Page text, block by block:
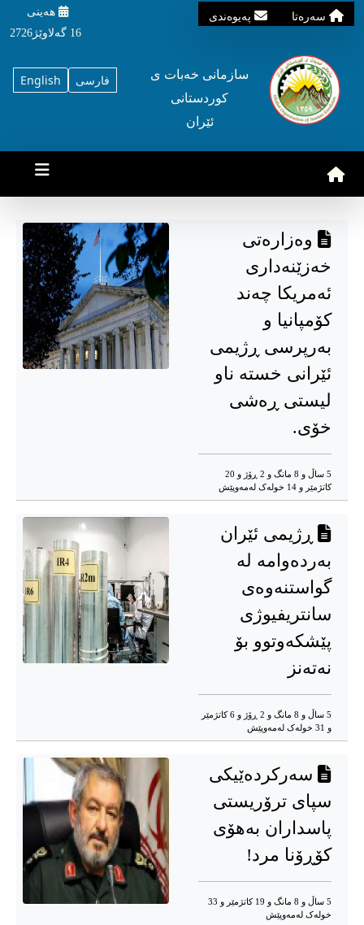
سه‌ره‌تا په‌یوه‌ندی
هه‌ینی
16 گه‌لاوێژ2726
English فارسی
سازمانی خه‌بات ی
کوردستانی
ئێران
وەزارەتی
خەزێنەداری
ئەمریکا چەند
کۆمپانیا و
بەرپرسی ڕژیمی
ئێرانی خستە ناو
لیستی ڕەشی
خۆی.
5 ساڵ و 8 مانگ و 2 ڕۆژ و 20
کاتژمێر و 14 خوله‌ک له‌مه‌وپێش‌
ڕژیمی ئێران
بەردەوامە لە
گواستنەوەی
سانتریفیوژی
پێشکەوتوو بۆ
نەتەنز
5 ساڵ و 8 مانگ و 2 ڕۆژ و 6 کاتژمێر
و 31 خوله‌ک له‌مه‌وپێش‌
سەرکردەێیکی
سپای ترۆریستی
پاسداران بەهۆی
کۆڕۆنا مرد!
5 ساڵ و 8 مانگ و 19 کاتژمێر و 33
خوله‌ک له‌مه‌وپێش‌